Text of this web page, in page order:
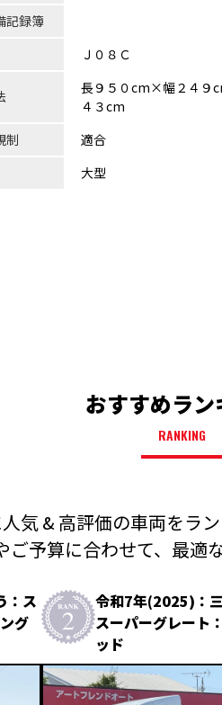
記録簿
Ｊ０８Ｃ
長９５０cm×幅２４９
４３cm
制 適合
大型
おすすめラン
RANKING
気 & 高評価の車両をラ
ご予算に合わせて、 最適
：ス
グ
令和7年(2025)：
スーパーグレート
ッド